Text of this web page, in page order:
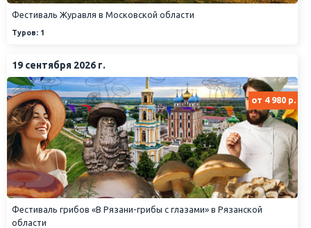
Фестиваль Журавля в Московской области
Туров: 1
19 сентября 2026 г.
от 4 980 р.
Фестиваль грибов «В Рязани-грибы с глазами» в Рязанской
области